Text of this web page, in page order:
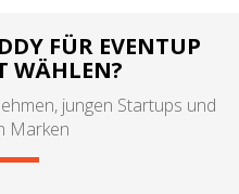
FÜR EVENTUP
WÄHLEN?
jungen Startups und
Marken